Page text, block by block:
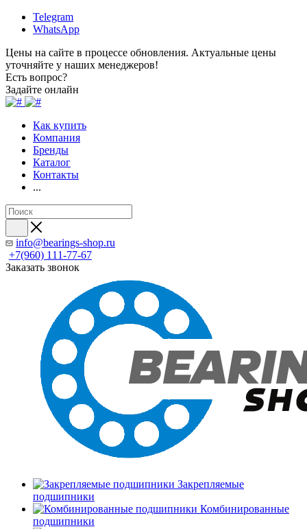
Telegram
WhatsApp
Цены на сайте в процессе обновления. Актуальные цены
уточняйте у наших менеджеров!
Есть вопрос?
Задайте онлайн
Как купить
Компания
Бренды
Каталог
Контакты
...
info@bearings-shop.ru
+7(960) 111-77-67
Заказать звонок
Закрепляемые
подшипники
Комбинированные
подшипники